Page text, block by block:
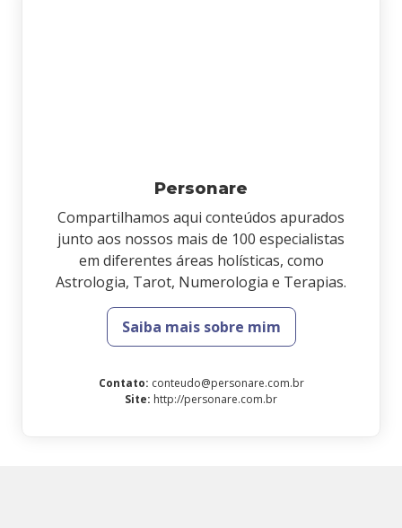
Personare
Compartilhamos aqui conteúdos apurados
junto aos nossos mais de 100 especialistas
em diferentes áreas holísticas, como
Astrologia, Tarot, Numerologia e Terapias.
Saiba mais sobre mim
Contato: conteudo@personare.com.br
Site: http://personare.com.br